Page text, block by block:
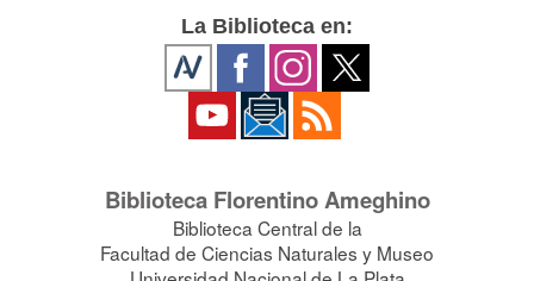
La Biblioteca en:
Biblioteca Florentino Ameghino
Biblioteca Central de la
Facultad de Ciencias Naturales y Museo